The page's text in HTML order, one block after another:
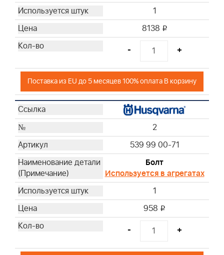
1
8138 i
- +
Поставка из EU до 5 месяцев 100% оплата В корзину
2
539 99 00-71
Болт
Используется в агрегатах
1
958 i
- +